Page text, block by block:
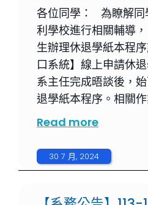
各位同學： 為瞭解同
利學校進行相關輔導
生辦理休退學紙本程
口系統】線上申請休
系主任完成晤談後，
退學紙本程序。相關
Read more
30 7 月, 2024